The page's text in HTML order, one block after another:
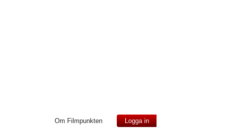
Om Filmpunkten Logga in